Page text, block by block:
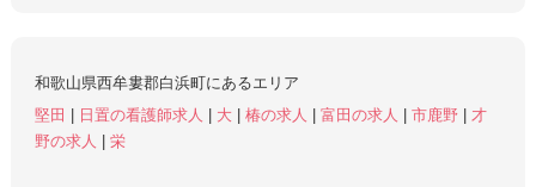
和歌山県西牟婁郡白浜町にあるエリア
堅田
日置の看護師求人 大 椿の求人 富田の求人 市鹿野
才
野の求人
栄